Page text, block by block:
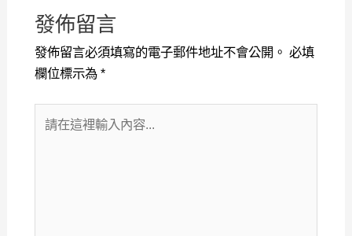
發佈留言
發佈留言必須填寫的電子郵件地址不會公開。 必填
欄位標示為 *
在